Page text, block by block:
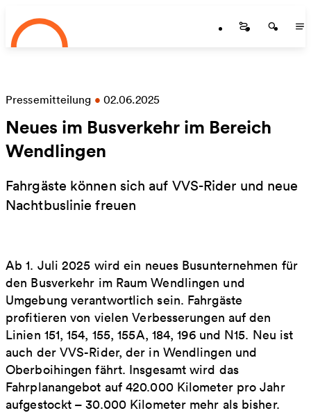
Zum Hauptinhalt springen
Startseite
Pressemitteilung • 02.06.2025
Neues im Busverkehr im Bereich
Wendlingen
Fahrgäste können sich auf VVS-Rider und neue
Nachtbuslinie freuen
Ab 1. Juli 2025 wird ein neues Busunternehmen für
den Busverkehr im Raum Wendlingen und
Umgebung verantwortlich sein. Fahrgäste
profitieren von vielen Verbesserungen auf den
Linien 151, 154, 155, 155A, 184, 196 und N15. Neu ist
auch der VVS-Rider, der in Wendlingen und
Oberboihingen fährt. Insgesamt wird das
Fahrplanangebot auf 420.000 Kilometer pro Jahr
aufgestockt – 30.000 Kilometer mehr als bisher.